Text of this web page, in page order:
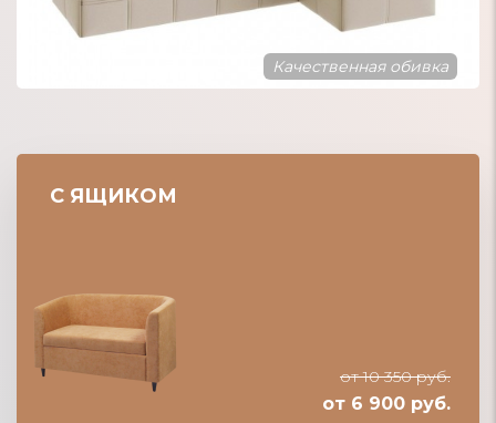
Удобное спальное место
С ЯЩИКОМ
от 10 350 руб.
от 6 900 руб.